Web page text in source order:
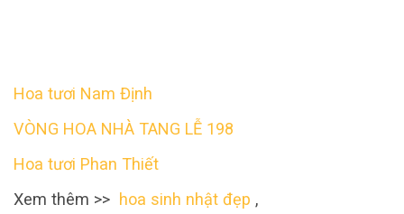
Hoa tươi Nam Định
VÒNG HOA NHÀ TANG LỄ 198
Hoa tươi Phan Thiết
Xem thêm >> hoa sinh nhật đẹp ,